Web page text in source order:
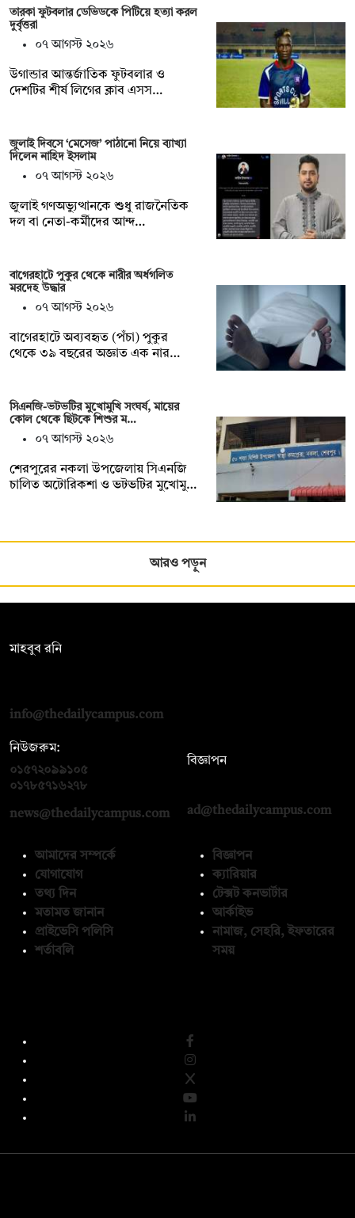
তারকা ফুটবলার ডেভিডকে পিটিয়ে হত্যা করল
দুর্বৃত্তরা
০৭ আগস্ট ২০২৬
উগান্ডার আন্তর্জাতিক ফুটবলার ও
দেশটির শীর্ষ লিগের ক্লাব এসস…
জুলাই দিবসে ‘মেসেজ’ পাঠানো নিয়ে ব্যাখ্যা
দিলেন নাহিদ ইসলাম
০৭ আগস্ট ২০২৬
জুলাই গণঅভ্যুত্থানকে শুধু রাজনৈতিক
দল বা নেতা-কর্মীদের আন্দ…
বাগেরহাটে পুকুর থেকে নারীর অর্ধগলিত
মরদেহ উদ্ধার
০৭ আগস্ট ২০২৬
বাগেরহাটে অব্যবহৃত (পঁচা) পুকুর
থেকে ৩৯ বছরের অজ্ঞাত এক নার…
সিএনজি-ভটভটির মুখোমুখি সংঘর্ষ, মায়ের
কোল থেকে ছিটকে শিশুর ম…
০৭ আগস্ট ২০২৬
শেরপুরের নকলা উপজেলায় সিএনজি
চালিত অটোরিকশা ও ভটভটির মুখোমু…
আরও পড়ুন
মাহবুব রনি
info@thedailycampus.com
নিউজরুম:
০১৫৭২০৯৯১০৫
০১৭৮৫৭১৬২৭৮
news@thedailycampus.com
বিজ্ঞাপন
ad@thedailycampus.com
আমাদের সম্পর্কে
যোগাযোগ
তথ্য দিন
মতামত জানান
প্রাইভেসি পলিসি
শর্তাবলি
বিজ্ঞাপন
ক্যারিয়ার
টেক্সট কনভার্টার
আর্কাইভ
নামাজ, সেহরি, ইফতারের
সময়